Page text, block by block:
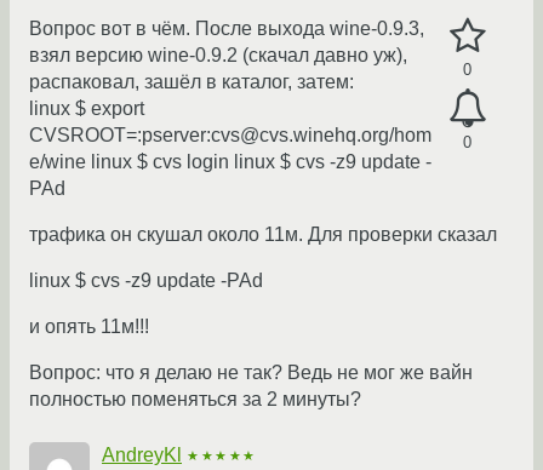
0
0
Вопрос вот в чём. После выхода wine-0.9.3,
взял версию wine-0.9.2 (скачал давно уж),
распаковал, зашёл в каталог, затем:
linux $ export
CVSROOT=:pserver:cvs@cvs.winehq.org/hom
e/wine linux $ cvs login linux $ cvs -z9 update -
PAd
трафика он скушал около 11м. Для проверки сказал
linux $ cvs -z9 update -PAd
и опять 11м!!!
Вопрос: что я делаю не так? Ведь не мог же вайн
полностью поменяться за 2 минуты?
AndreyKl ★★★★★